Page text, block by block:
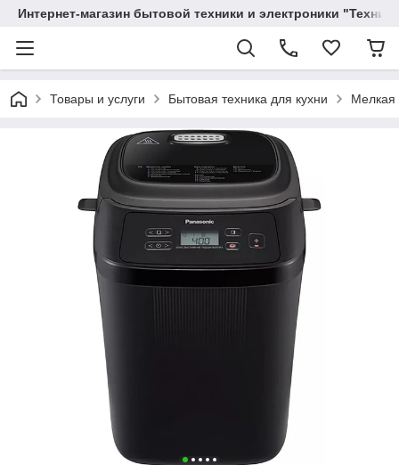
Интернет-магазин бытовой техники и электроники
Товары и услуги Бытовая техника для кухни Мелкая